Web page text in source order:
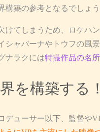
築の参考となるでしょう
てしまうため、ロケハ
シャバーナやトウフの風
ナラクには特撮作品の名
を構築する！
ューサー以下、監督や